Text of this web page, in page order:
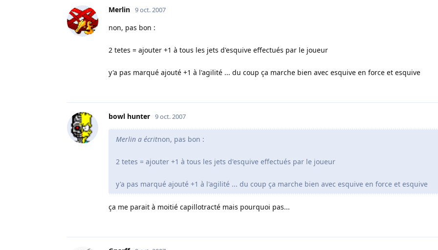
Merlin 9 oct. 2007
non, pas bon :
2 tetes = ajouter +1 à tous les jets d'esquive effectués par le joueur
y'a pas marqué ajouté +1 à l'agilité ... du coup ça marche bien avec esquive en force et esquive
bowl hunter 9 oct. 2007
Merlin a écritnon, pas bon :
2 tetes = ajouter +1 à tous les jets d'esquive effectués par le joueur
y'a pas marqué ajouté +1 à l'agilité ... du coup ça marche bien avec esquive en force et esquive
ça me parait à moitié capillotracté mais pourquoi pas...